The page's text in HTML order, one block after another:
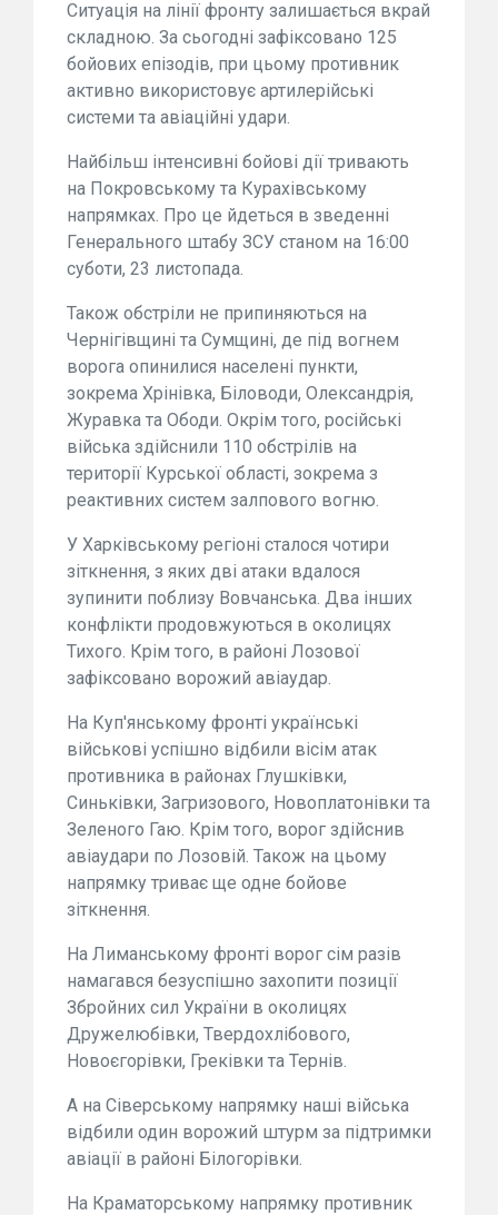
Ситуація на лінії фронту залишається вкрай
складною. За сьогодні зафіксовано 125
бойових епізодів, при цьому противник
активно використовує артилерійські
системи та авіаційні удари.
Найбільш інтенсивні бойові дії тривають
на Покровському та Курахівському
напрямках. Про це йдеться в зведенні
Генерального штабу ЗСУ станом на 16:00
суботи, 23 листопада.
Також обстріли не припиняються на
Чернігівщині та Сумщині, де під вогнем
ворога опинилися населені пункти,
зокрема Хрінівка, Біловоди, Олександрія,
Журавка та Ободи. Окрім того, російські
війська здійснили 110 обстрілів на
території Курської області, зокрема з
реактивних систем залпового вогню.
У Харківському регіоні сталося чотири
зіткнення, з яких дві атаки вдалося
зупинити поблизу Вовчанська. Два інших
конфлікти продовжуються в околицях
Тихого. Крім того, в районі Лозової
зафіксовано ворожий авіаудар.
На Куп'янському фронті українські
військові успішно відбили вісім атак
противника в районах Глушківки,
Синьківки, Загризового, Новоплатонівки та
Зеленого Гаю. Крім того, ворог здійснив
авіаудари по Лозовій. Також на цьому
напрямку триває ще одне бойове
зіткнення.
На Лиманському фронті ворог сім разів
намагався безуспішно захопити позиції
Збройних сил України в околицях
Дружелюбівки, Твердохлібового,
Новоєгорівки, Греківки та Тернів.
А на Сіверському напрямку наші війська
відбили один ворожий штурм за підтримки
авіації в районі Білогорівки.
На Краматорському напрямку противник